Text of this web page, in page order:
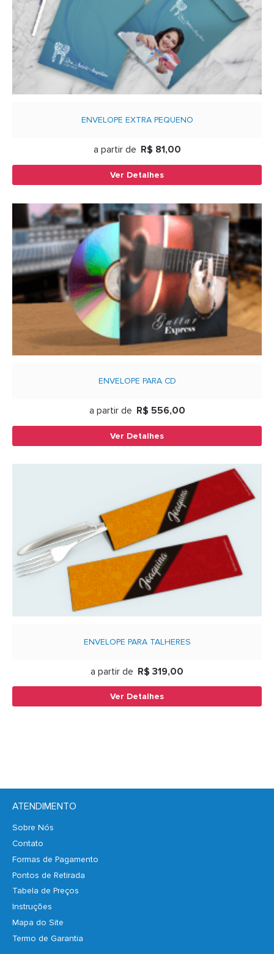
ENVELOPE EXTRA PEQUENO
a partir de R$ 81,00
Ver Detalhes
ENVELOPE PARA CD
a partir de R$ 556,00
Ver Detalhes
ENVELOPE PARA TALHERES
a partir de R$ 319,00
Ver Detalhes
ATENDIMENTO
Sobre Nós
Contato
Formas de Pagamento
Pontos de Retirada
Tabela de Preços
Instruções
Mapa do Site
Termo de Garantia